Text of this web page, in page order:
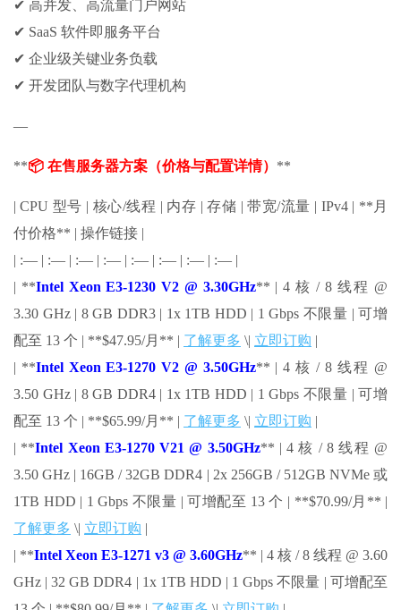
✔ 高并发、高流量门户网站
✔ SaaS 软件即服务平台
✔ 企业级关键业务负载
✔ 开发团队与数字代理机构
—
**📦 在售服务器方案（价格与配置详情） **
| CPU 型号 | 核心/线程 | 内存 | 存储 | 带宽/流量 | IPv4 | **月
付价格** | 操作链接 |
| :— | :— | :— | :— | :— | :— | :— | :— |
| **Intel Xeon E3-1230 V2 @ 3.30GHz** | 4 核 / 8 线程 @
3.30 GHz | 8 GB DDR3 | 1x 1TB HDD | 1 Gbps 不限量 | 可增
配至 13 个 | **$47.95/月** | 了解更多 \| 立即订购 |
| **Intel Xeon E3-1270 V2 @ 3.50GHz** | 4 核 / 8 线程 @
3.50 GHz | 8 GB DDR4 | 1x 1TB HDD | 1 Gbps 不限量 | 可增
配至 13 个 | **$65.99/月** | 了解更多 \| 立即订购 |
| **Intel Xeon E3-1270 V21 @ 3.50GHz** | 4 核 / 8 线程 @
3.50 GHz | 16GB / 32GB DDR4 | 2x 256GB / 512GB NVMe 或
1TB HDD | 1 Gbps 不限量 | 可增配至 13 个 | **$70.99/月** |
了解更多 \| 立即订购 |
| **Intel Xeon E3-1271 v3 @ 3.60GHz** | 4 核 / 8 线程 @ 3.60
GHz | 32 GB DDR4 | 1x 1TB HDD | 1 Gbps 不限量 | 可增配至